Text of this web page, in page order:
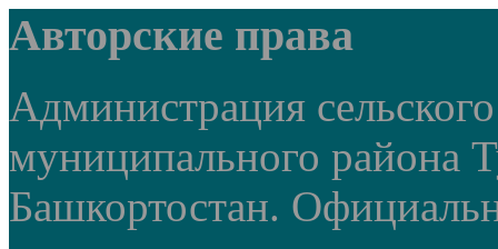
Авторские права
Администрация
муниципального района
Башкортостан.